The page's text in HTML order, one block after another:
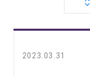
2023.03.31